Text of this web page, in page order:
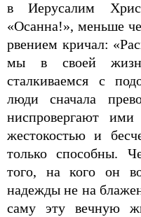
в Иерусалим
«Осанна!», меньше
рвением кричал:
мы в своей жизни
сталкиваемся с
люди сначала
ниспровергают ими
жестокостью и
только способны.
того, на кого он
надежды не на
саму эту вечную